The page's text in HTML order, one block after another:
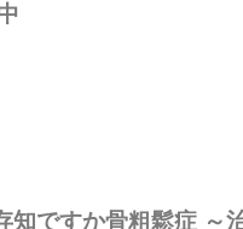
知ですか骨粗鬆症 ～